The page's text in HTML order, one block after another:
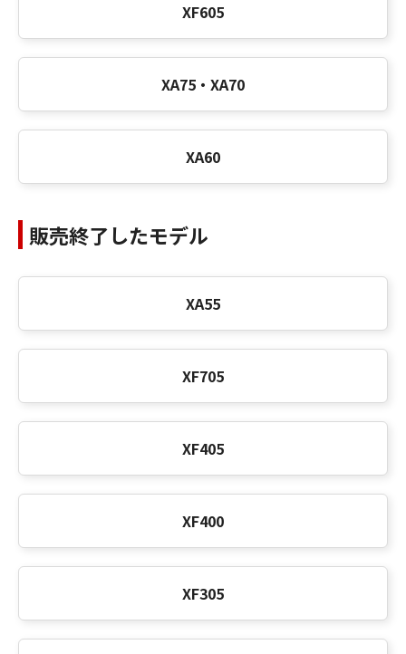
XF605
XA75・XA70
XA60
販売終了したモデル
XA55
XF705
XF405
XF400
XF305